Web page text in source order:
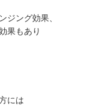
ジング効果、
果もあり
には